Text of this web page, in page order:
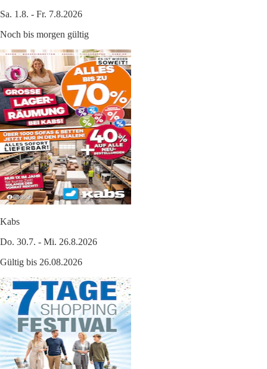
Sa. 1.8. - Fr. 7.8.2026
Noch bis morgen gültig
Kabs
Do. 30.7. - Mi. 26.8.2026
Gültig bis 26.08.2026